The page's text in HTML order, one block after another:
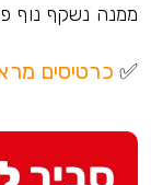
ממנה נשקף נוף
✅ כרטיסים